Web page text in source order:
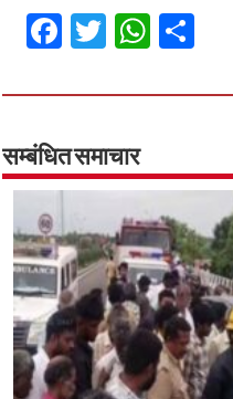
Fa
ce
b
o
o
k
T
wi
tt
er
W
h
at
p
p
ar
सम्बंधित समाचार